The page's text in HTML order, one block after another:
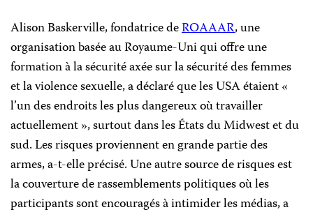
Alison Baskerville, fondatrice deROAAAR, une
organisation basée au Royaume-Uni qui offre une
formation à la sécurité axée sur la sécurité des femmes
et la violence sexuelle, a déclaré que les USA étaient «
l’un des endroits les plus dangereux où travailler
actuellement », surtout dans les États du Midwest et du
sud. Les risques proviennent en grande partie des
armes, a-t-elle précisé. Une autre source de risques est
la couverture de rassemblements politiques où les
participants sont encouragés à intimider les médias, a